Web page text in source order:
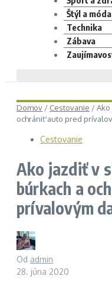
Štýl a móda
Technika
Zábava
Domov / Cestovanie /Ako
ochrániť auto pred
Cestovanie
Ako jazdiť v
búrkach a
prívalovým
Od admin
28. júna 2020